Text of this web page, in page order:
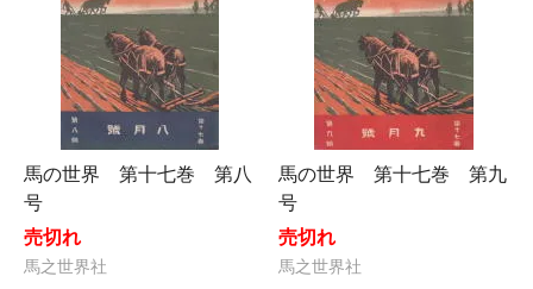
馬の世界 第十七巻 第八
号
売切れ
馬之世界社
馬の世界 第十七巻 第九
号
売切れ
馬之世界社